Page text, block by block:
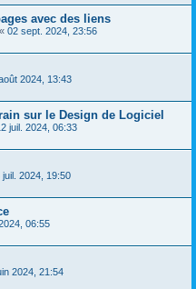
avec des liens
« 02 sept. 2024, 23:56
2024, 13:43
sur le Design de Logiciel
juil. 2024, 06:33
juil. 2024, 19:50
06:55
2024, 21:54